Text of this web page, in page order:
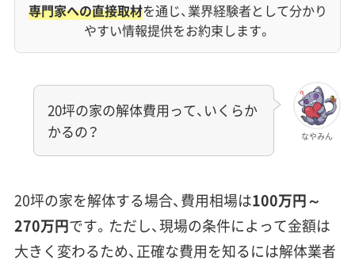
専門家への直接取材を通じ、業界経験者として分かり
やすい情報提供をお約束します。
なやみん
20坪の家の解体費用って、いくらか
かるの？
20坪の家を解体する場合、費用相場は100万円～
270万円です。ただし、現場の条件によって金額は
大きく変わるため、正確な費用を知るには解体業者